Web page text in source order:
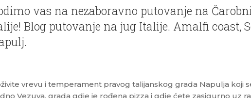
vas na nezaboravno putovanje na
Blog putovanje na jug Italije. Amalfi coast,
vrevu i temperament pravog talijanskog grada Napulja koji
Vezuva, grada gdje je rođena pizza i gdje ćete zasigurno uz